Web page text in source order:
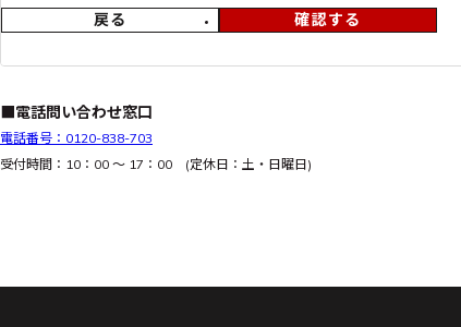
戻る 確認する
■電話問い合わせ窓口
電話番号：0120-838-703
受付時間：10：00 ～ 17：00 (定休日：土・日曜日)